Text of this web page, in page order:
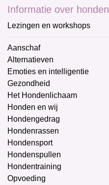
Informatie over honden
Lezingen en workshops
Aanschaf
Alternatieven
Emoties en intelligentie
Gezondheid
Het Hondenlichaam
Honden en wij
Hondengedrag
Hondenrassen
Hondensport
Hondenspullen
Hondentraining
Opvoeding